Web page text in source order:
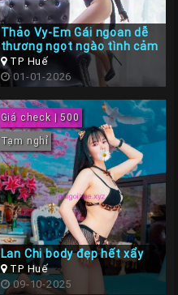
Thảo Vy-Em Gái ngoan dễ
thương ngọt ngào tình cảm
TP Huế
01-01-2026
Giá check | 500
Tạm nghỉ
Lan Chi body đẹp hết xẩy
TP Huế
09-10-2025